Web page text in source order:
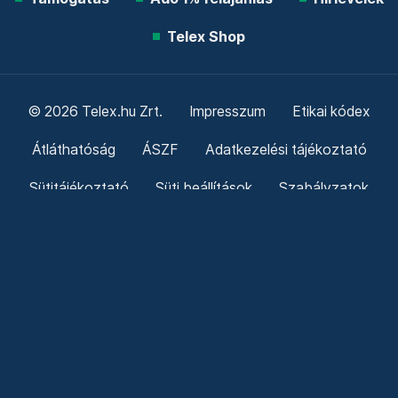
Telex Shop
© 2026 Telex.hu Zrt. Impresszum Etikai kódex
Átláthatóság ÁSZF Adatkezelési tájékoztató
Sütitájékoztató Süti beállítások Szabályzatok